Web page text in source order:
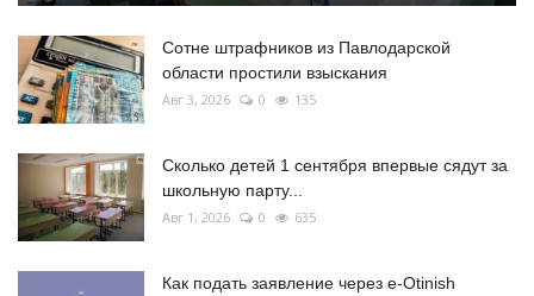
Сотне штрафников из Павлодарской
области простили взыскания
Авг 3, 2026 0 135
Сколько детей 1 сентября впервые сядут за
школьную парту...
Авг 1, 2026 0 635
Как подать заявление через e-Otinish